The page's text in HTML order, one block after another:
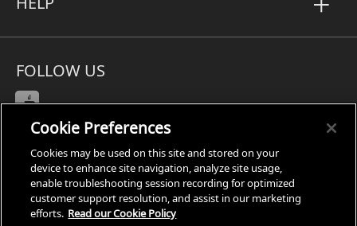
FOLLOW US
Subject Access Request
Privacy
Cookies Settings
Cookie Preferences
Cookies may be used on this site and stored on your
device to enhance site navigation, analyze site usage,
enable troubleshooting session recording for optimized
customer support resolution, and assist in our marketing
efforts. Read our Cookie Policy